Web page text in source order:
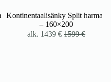
Kontinentaalisänky Split harmaa
– 160×200
alk.1439€ 1599€